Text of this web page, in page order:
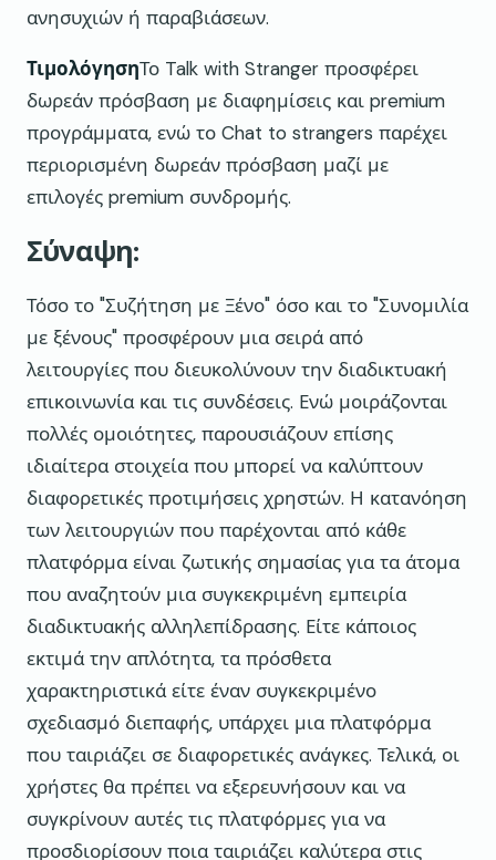
ανησυχιών ή παραβιάσεων.
ΤιμολόγησηΤο Talk with Stranger προσφέρει
δωρεάν πρόσβαση με διαφημίσεις και premium
προγράμματα, ενώ το Chat to strangers παρέχει
περιορισμένη δωρεάν πρόσβαση μαζί με
επιλογές premium συνδρομής.
Σύναψη:
Τόσο το "Συζήτηση με Ξένο" όσο και το "Συνομιλία
με ξένους" προσφέρουν μια σειρά από
λειτουργίες που διευκολύνουν την διαδικτυακή
επικοινωνία και τις συνδέσεις. Ενώ μοιράζονται
πολλές ομοιότητες, παρουσιάζουν επίσης
ιδιαίτερα στοιχεία που μπορεί να καλύπτουν
διαφορετικές προτιμήσεις χρηστών. Η κατανόηση
των λειτουργιών που παρέχονται από κάθε
πλατφόρμα είναι ζωτικής σημασίας για τα άτομα
που αναζητούν μια συγκεκριμένη εμπειρία
διαδικτυακής αλληλεπίδρασης. Είτε κάποιος
εκτιμά την απλότητα, τα πρόσθετα
χαρακτηριστικά είτε έναν συγκεκριμένο
σχεδιασμό διεπαφής, υπάρχει μια πλατφόρμα
που ταιριάζει σε διαφορετικές ανάγκες. Τελικά, οι
χρήστες θα πρέπει να εξερευνήσουν και να
συγκρίνουν αυτές τις πλατφόρμες για να
προσδιορίσουν ποια ταιριάζει καλύτερα στις